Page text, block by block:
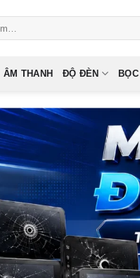
ÂM THANH ĐỘ ĐÈN